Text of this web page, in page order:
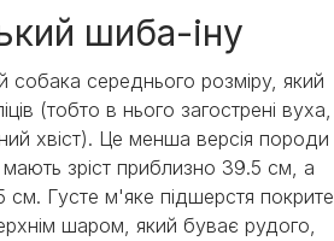
шиба-іну
середнього розміру, який
(тобто в нього загострені вуха,
хвіст). Це менша версія породи
мають зріст приблизно 39.5 см, а
Густе м'яке підшерстя покрите
шаром, який буває рудого,